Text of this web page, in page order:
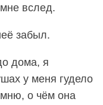
вслед.
забыл.
дома, я
у меня гудело
о чём она